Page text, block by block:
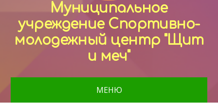
Муниципальное
учреждение Спортивно-
молодежный центр "Щит
и меч"
МЕНЮ